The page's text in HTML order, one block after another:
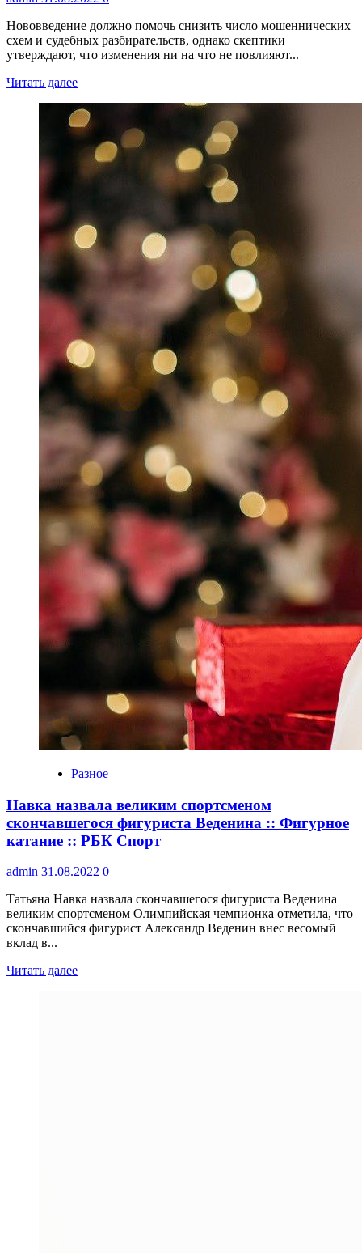
Нововведение должно помочь снизить число мошеннических
схем и судебных разбирательств, однако скептики
утверждают, что изменения ни на что не повлияют...
Читать далее
Разное
Навка назвала великим спортсменом
скончавшегося фигуриста Веденина :: Фигурное
катание :: РБК Спорт
admin 31.08.2022 0
Татьяна Навка назвала скончавшегося фигуриста Веденина
великим спортсменом Олимпийская чемпионка отметила, что
скончавшийся фигурист Александр Веденин внес весомый
вклад в...
Читать далее